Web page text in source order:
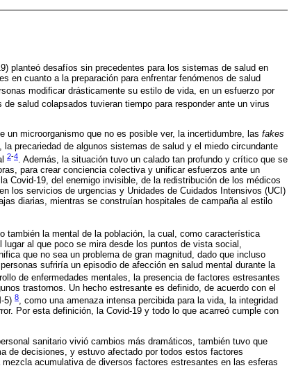
planteó desafíos sin precedentes para los sistemas de salud en
en cuanto a la preparación para enfrentar fenómenos de salud
modificar drásticamente su estilo de vida, en un esfuerzo por
salud colapsados tuvieran tiempo para responder ante un virus
microorganismo que no es posible ver, la incertidumbre, las fakes
, la precariedad de algunos sistemas de salud y el miedo circundante
2-4. Además, la situación tuvo un calado tan profundo y crítico que se
para crear conciencia colectiva y unificar esfuerzos ante un
Covid-19, del enemigo invisible, de la redistribución de los médicos
los servicios de urgencias y Unidades de Cuidados Intensivos (UCI)
diarias, mientras se construían hospitales de campaña al estilo
la mental de la población, la cual, como característica
al que poco se mira desde los puntos de vista social,
que no sea un problema de gran magnitud, dado que incluso
sufriría un episodio de afección en salud mental durante la
de enfermedades mentales, la presencia de factores estresantes
trastornos. Un hecho estresante es definido, de acuerdo con el
5) 8, como una amenaza intensa percibida para la vida, la integridad
Por esta definición, la Covid-19 y todo lo que acarreó cumple con
sanitario vivió cambios más dramáticos, también tuvo que
de decisiones, y estuvo afectado por todos estos factores
acumulativa de diversos factores estresantes en las esferas